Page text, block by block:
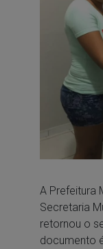
A Prefeitura
Secretaria
retornou o
documento